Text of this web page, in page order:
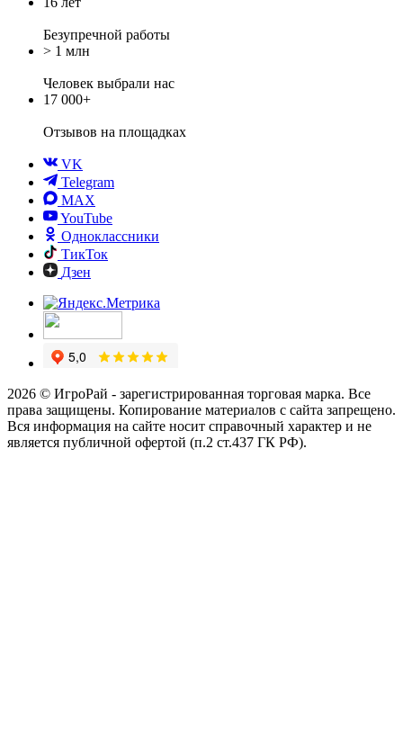
Безупречной работы
> 1 млн
Человек выбрали нас
17 000+
Отзывов на площадках
VK
Telegram
MAX
YouTube
Одноклассники
ТикТок
Дзен
2026 © ИгроРай - зарегистрированная торговая марка. Все
права защищены. Копирование материалов с сайта запрещено.
Вся информация на сайте носит справочный характер и не
является публичной офертой (п.2 ст.437 ГК РФ).